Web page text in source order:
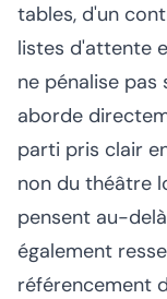
tables, d'un
listes d'attente
ne pénalise pas
aborde
parti pris clair
non du théâtre
pensent au-
également
référencement